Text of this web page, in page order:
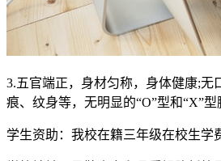
3.五官端正，身材匀称，身体健康;无
痕、纹身等，无明显的“O”型和“X”型
学生资助：我校在籍三年级在校生学